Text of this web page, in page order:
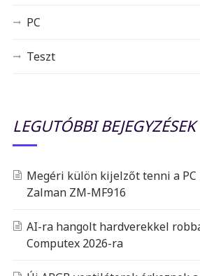
PC
Teszt
LEGUTÓBBI BEJEGYZÉSEK
Megéri külön kijelzőt tenni a PC
Zalman ZM-MF916
AI-ra hangolt hardverekkel
Computex 2026-ra